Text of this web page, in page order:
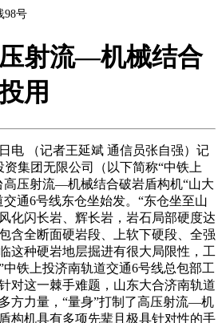
98号
射流—机械结合
用
（记者王延斌 通信员张自强）记
集团无限公司（以下简称“中铁上
高压射流—机械结合破岩盾构机“山大
通6号线东仓坐始发。“东仓坐至山
化闪长岩、辉长岩，岩石局部硬度达
含全断面硬岩段、上软下硬段、全强
这种硬岩地层掘进有很大局限性，工
铁上投济南轨道交通6号线总包部工
对这一棘手难题，山东大合济南轨道
方力量，“量身”打制了高压射流—机
构机具有多项先辈且极具针对性的手